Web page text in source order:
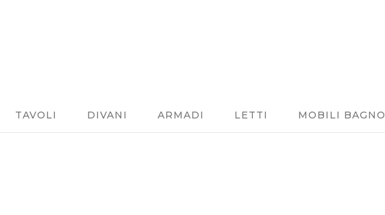
TAVOLI DIVANI ARMADI LETTI MOBILI BAGNO